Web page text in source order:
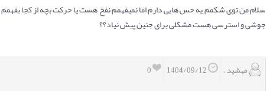
سلام من توی شکمم یه حس هایی دارم اما نمیفهمم نفخ هست یا حرکت بچه از کجا
جوشی و استرسی هست مشکلی برای جنین پیش نیاد؟؟
0
مهشید .